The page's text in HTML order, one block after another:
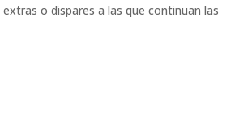
o dispares a las que continuan las